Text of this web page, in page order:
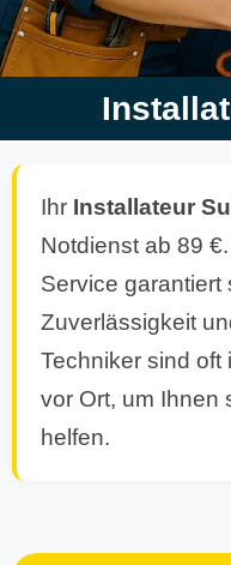
Ihr Installateur
Notdienst ab 89
Service garantiert
Zuverlässigkeit
Techniker sind oft
vor Ort, um Ihnen
helfen.